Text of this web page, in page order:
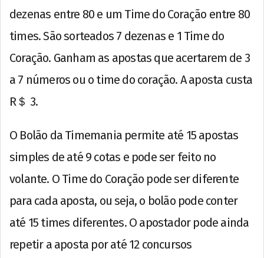
dezenas entre 80 e um Time do Coração entre 80
times. São sorteados 7 dezenas e 1 Time do
Coração. Ganham as apostas que acertarem de 3
a 7 números ou o time do coração. A aposta custa
R＄ 3.
O Bolão da Timemania permite até 15 apostas
simples de até 9 cotas e pode ser feito no
volante. O Time do Coração pode ser diferente
para cada aposta, ou seja, o bolão pode conter
até 15 times diferentes. O apostador pode ainda
repetir a aposta por até 12 concursos